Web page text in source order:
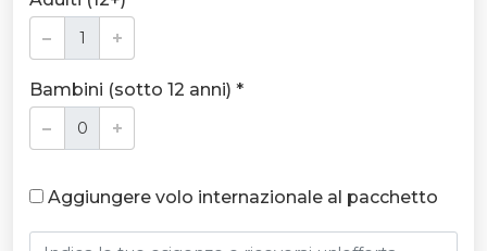
Bambini (sotto 12 anni) *
Aggiungere volo internazionale al pacchetto